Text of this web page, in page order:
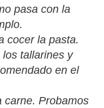
pasa con la
cocer la pasta.
tallarines y
en el
carne. Probamos